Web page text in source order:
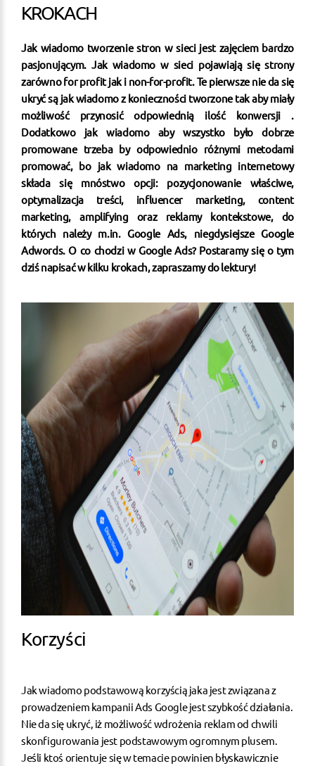
KROKACH
Jak wiadomo tworzenie stron w sieci jest zajęciem bardzo
pasjonującym. Jak wiadomo w sieci pojawiają się strony
zarówno for profit jak i non-for-profit. Te pierwsze nie da się
ukryć są jak wiadomo z konieczności tworzone tak aby miały
możliwość przynosić odpowiednią ilość konwersji .
Dodatkowo jak wiadomo aby wszystko było dobrze
promowane trzeba by odpowiednio różnymi metodami
promować, bo jak wiadomo na marketing internetowy
składa się mnóstwo opcji: pozycjonowanie właściwe,
optymalizacja treści, influencer marketing, content
marketing, amplifying oraz reklamy kontekstowe, do
których należy m.in. Google Ads, niegdysiejsze Google
Adwords. O co chodzi w Google Ads? Postaramy się o tym
dziś napisać w kilku krokach, zapraszamy do lektury!
Korzyści
Jak wiadomo podstawową korzyścią jaka jest związana z
prowadzeniem kampanii Ads Google jest szybkość działania.
Nie da się ukryć, iż możliwość wdrożenia reklam od chwili
skonfigurowania jest podstawowym ogromnym plusem.
Jeśli ktoś orientuje się w temacie powinien błyskawicznie